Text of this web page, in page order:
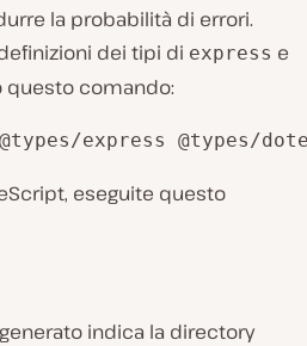
la probabilità di errori.
dei tipi di express e
questo comando:
express @types/
eseguite questo
generato indica la directory